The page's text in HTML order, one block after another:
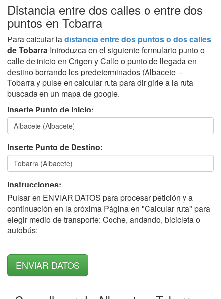
Distancia entre dos calles o entre dos
puntos en Tobarra
Para calcular ladistancia entre dos puntos o dos calles
de Tobarra Introduzca en el siguiente formulario punto o
calle de inicio en Origen y Calle o punto de llegada en
destino borrando los predeterminados (Albacete -
Tobarra y pulse en calcular ruta para dirigirle a la ruta
buscada en un mapa de google.
Inserte Punto de Inicio:
Inserte Punto de Destino:
Instrucciones:
Pulsar en ENVIAR DATOS para procesar petición y a
continuación en la próxima Página en "Calcular ruta" para
elegir medio de transporte: Coche, andando, bicicleta o
autobús: